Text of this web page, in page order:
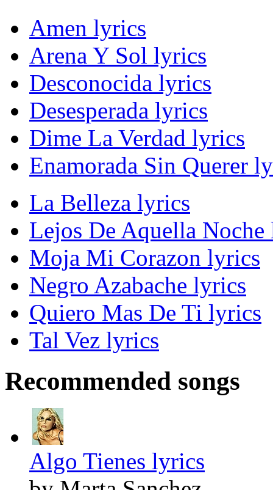
Amen lyrics
Arena Y Sol lyrics
Desconocida lyrics
Desesperada lyrics
Dime La Verdad lyrics
Enamorada Sin Querer
La Belleza lyrics
Lejos De Aquella
Moja Mi Corazon lyrics
Negro Azabache lyrics
Quiero Mas De Ti lyrics
Tal Vez lyrics
Recommended songs
Algo Tienes lyrics